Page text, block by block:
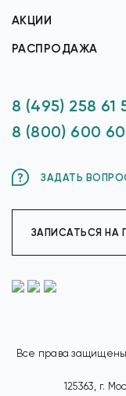
АКЦИИ
РАСПРОДАЖА
8 (495) 258 61
8 (800) 600
ЗАДАТЬ
ЗАПИСАТЬСЯ НА
Все права
125363, г.